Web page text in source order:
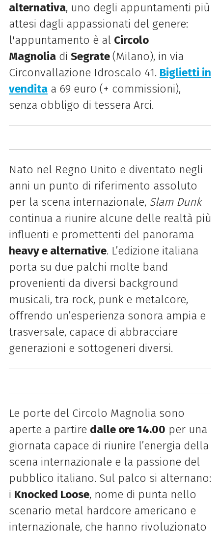
alternativa, uno degli appuntamenti più
attesi dagli appassionati del genere:
l'appuntamento è al Circolo
Magnoliadi Segrate(Milano), in via
Circonvallazione Idroscalo 41. Biglietti in
venditaa 69 euro (+ commissioni),
senza obbligo di tessera Arci.
Nato nel Regno Unito e diventato negli
anni un punto di riferimento assoluto
per la scena internazionale, Slam Dunk
continua a riunire alcune delle realtà più
influenti e promettenti del panorama
heavy e alternative. L’edizione italiana
porta su due palchi molte band
provenienti da diversi background
musicali, tra rock, punk e metalcore,
offrendo un’esperienza sonora ampia e
trasversale, capace di abbracciare
generazioni e sottogeneri diversi.
Le porte del Circolo Magnolia sono
aperte a partire dalle ore 14.00 per una
giornata capace di riunire l’energia della
scena internazionale e la passione del
pubblico italiano. Sul palco si alternano:
i Knocked Loose, nome di punta nello
scenario metal hardcore americano e
internazionale, che hanno rivoluzionato